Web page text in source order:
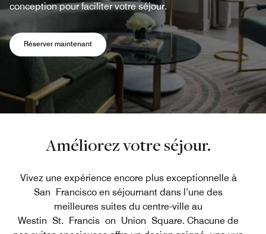
conception pour faciliter votre séjour.
Réserver maintenant
Ouvre une nouvelle fenêtre
Améliorez votre séjour.
Vivez une expérience encore plus exceptionnelle à
San Francisco en séjournant dans l’une des
meilleures suites du centre-ville au
Westin St. Francis on Union Square. Chacune de